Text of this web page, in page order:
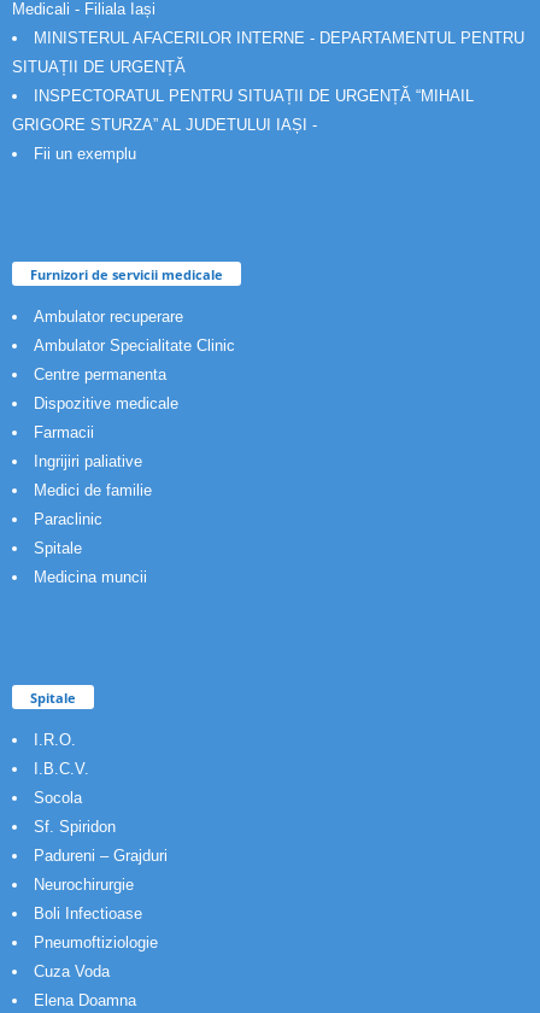
Medicali - Filiala Iași
MINISTERUL AFACERILOR INTERNE - DEPARTAMENTUL PENTRU
SITUAȚII DE URGENȚĂ
INSPECTORATUL PENTRU SITUAȚII DE URGENȚĂ “MIHAIL
GRIGORE STURZA” AL JUDETULUI IAȘI -
Fii un exemplu
Furnizori de servicii medicale
Ambulator recuperare
Ambulator Specialitate Clinic
Centre permanenta
Dispozitive medicale
Farmacii
Ingrijiri paliative
Medici de familie
Paraclinic
Spitale
Medicina muncii
Spitale
I.R.O.
I.B.C.V.
Socola
Sf. Spiridon
Padureni – Grajduri
Neurochirurgie
Boli Infectioase
Pneumoftiziologie
Cuza Voda
Elena Doamna